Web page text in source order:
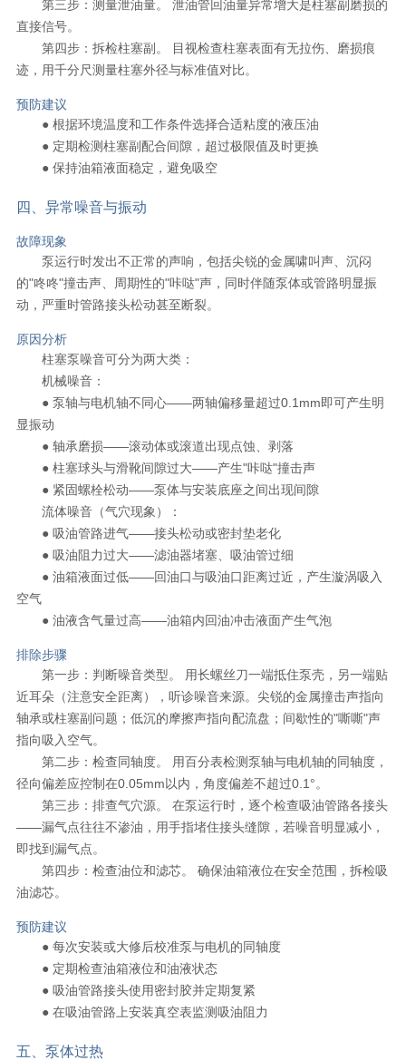
第三步：测量泄油量。 泄油管回油量异常增大是柱塞副磨损的
直接信号。
第四步：拆检柱塞副。 目视检查柱塞表面有无拉伤、磨损痕
迹，用千分尺测量柱塞外径与标准值对比。
预防建议
● 根据环境温度和工作条件选择合适粘度的液压油
● 定期检测柱塞副配合间隙，超过极限值及时更换
● 保持油箱液面稳定，避免吸空
四、异常噪音与振动
故障现象
泵运行时发出不正常的声响，包括尖锐的金属啸叫声、沉闷
的"咚咚"撞击声、周期性的"咔哒"声，同时伴随泵体或管路明显振
动，严重时管路接头松动甚至断裂。
原因分析
柱塞泵噪音可分为两大类：
机械噪音：
● 泵轴与电机轴不同心——两轴偏移量超过0.1mm即可产生明
显振动
● 轴承磨损——滚动体或滚道出现点蚀、剥落
● 柱塞球头与滑靴间隙过大——产生"咔哒"撞击声
● 紧固螺栓松动——泵体与安装底座之间出现间隙
流体噪音（气穴现象）：
● 吸油管路进气——接头松动或密封垫老化
● 吸油阻力过大——滤油器堵塞、吸油管过细
● 油箱液面过低——回油口与吸油口距离过近，产生漩涡吸入
空气
● 油液含气量过高——油箱内回油冲击液面产生气泡
排除步骤
第一步：判断噪音类型。 用长螺丝刀一端抵住泵壳，另一端贴
近耳朵（注意安全距离），听诊噪音来源。尖锐的金属撞击声指向
轴承或柱塞副问题；低沉的摩擦声指向配流盘；间歇性的"嘶嘶"声
指向吸入空气。
第二步：检查同轴度。 用百分表检测泵轴与电机轴的同轴度，
径向偏差应控制在0.05mm以内，角度偏差不超过0.1°。
第三步：排查气穴源。 在泵运行时，逐个检查吸油管路各接头
——漏气点往往不渗油，用手指堵住接头缝隙，若噪音明显减小，
即找到漏气点。
第四步：检查油位和滤芯。 确保油箱液位在安全范围，拆检吸
油滤芯。
预防建议
● 每次安装或大修后校准泵与电机的同轴度
● 定期检查油箱液位和油液状态
● 吸油管路接头使用密封胶并定期复紧
● 在吸油管路上安装真空表监测吸油阻力
五、泵体过热